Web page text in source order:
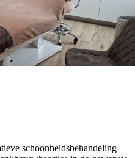
schoonheidsbehandeling